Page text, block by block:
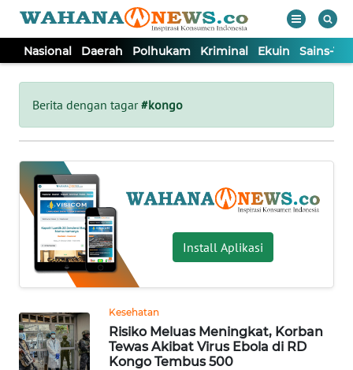
Nasional Daerah Polhukam Kriminal Ekuin Sains-
Berita dengan tagar#kongo
Install Aplikasi
Kesehatan
Risiko Meluas Meningkat, Korban
Tewas Akibat Virus Ebola di RD
Kongo Tembus 500
Tutup
NASIONAL
DAERAH
POLHUKAM
KRIMINAL
EKUIN
SAINS-TEKNO